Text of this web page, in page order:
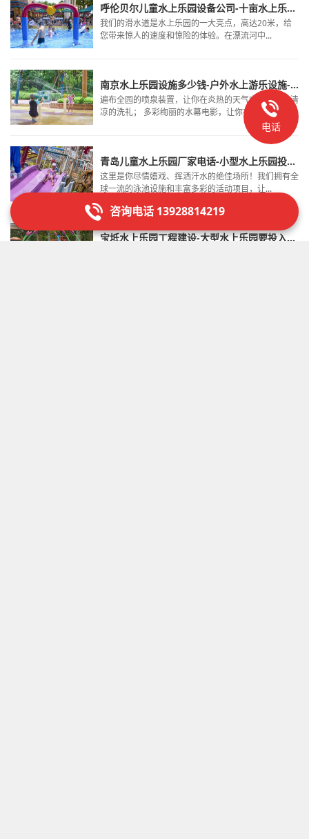
呼伦贝尔儿童水上乐园设备公司-十亩水上乐园设备价格-温泉游乐设施
我们的滑水道是水上乐园的一大亮点，高达20米，给
您带来惊人的速度和惊险的体验。在漂流河中...
南京水上乐园设施多少钱-户外水上游乐设施-室外水上乐园设备厂家
遍布全园的喷泉装置，让你在炎热的天气中享受一场清
凉的洗礼； 多彩绚丽的水幕电影，让你在瞬...
青岛儿童水上乐园厂家电话-小型水上乐园投资大概多少钱-水上水上乐园设备厂家
这里是你尽情嬉戏、挥洒汗水的绝佳场所！我们拥有全
球一流的泳池设施和丰富多彩的活动项目，让...
宝坻水上乐园工程建设-大型水上乐园要投入多少-水上乐园设备报价
电话
咨询电话 13928814219